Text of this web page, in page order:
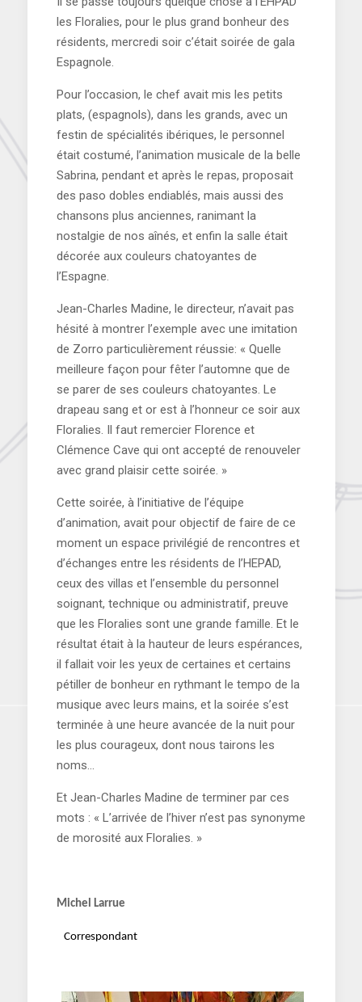
les Floralies, pour le plus grand bonheur des
résidents, mercredi soir c’était soirée de gala
Espagnole.
Pour l’occasion, le chef avait mis les petits
plats, (espagnols), dans les grands, avec un
festin de spécialités ibériques, le personnel
était costumé, l’animation musicale de la belle
Sabrina, pendant et après le repas, proposait
des paso dobles endiablés, mais aussi des
chansons plus anciennes, ranimant la
nostalgie de nos aînés, et enfin la salle était
décorée aux couleurs chatoyantes de
l’Espagne.
Jean-Charles Madine, le directeur, n’avait pas
hésité à montrer l’exemple avec une imitation
de Zorro particulièrement réussie: « Quelle
meilleure façon pour fêter l’automne que de
se parer de ses couleurs chatoyantes. Le
drapeau sang et or est à l’honneur ce soir aux
Floralies. Il faut remercier Florence et
Clémence Cave qui ont accepté de renouveler
avec grand plaisir cette soirée. »
Cette soirée, à l’initiative de l’équipe
d’animation, avait pour objectif de faire de ce
moment un espace privilégié de rencontres et
d’échanges entre les résidents de l’HEPAD,
ceux des villas et l’ensemble du personnel
soignant, technique ou administratif, preuve
que les Floralies sont une grande famille. Et le
résultat était à la hauteur de leurs espérances,
il fallait voir les yeux de certaines et certains
pétiller de bonheur en rythmant le tempo de la
musique avec leurs mains, et la soirée s’est
terminée à une heure avancée de la nuit pour
les plus courageux, dont nous tairons les
noms…
Et Jean-Charles Madine de terminer par ces
mots : « L’arrivée de l’hiver n’est pas synonyme
de morosité aux Floralies. »
Michel Larrue
Correspondant